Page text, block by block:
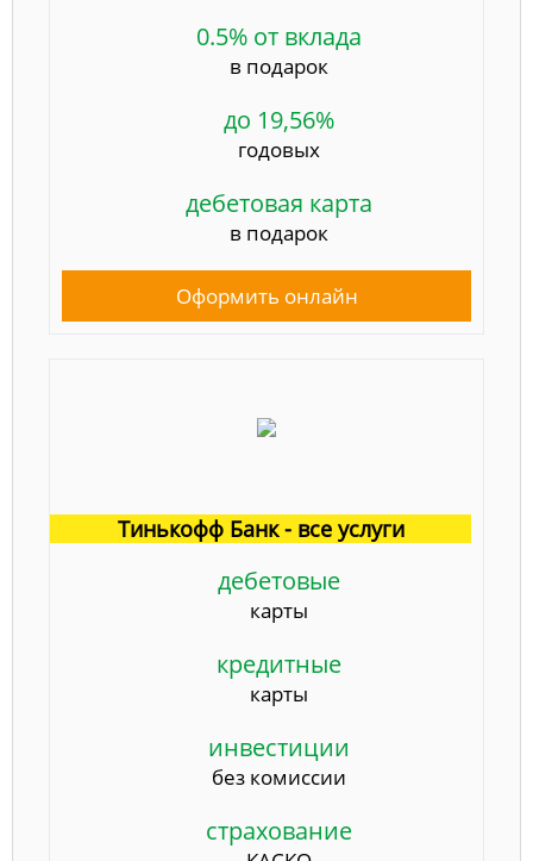
0.5% от вклада
в подарок
до 19,56%
годовых
дебетовая карта
в подарок
Оформить онлайн
Тинькофф Банк - все услуги
дебетовые
карты
кредитные
карты
инвестиции
без комиссии
страхование